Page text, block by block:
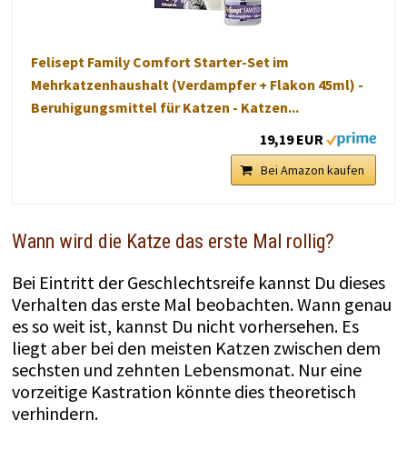
Felisept Family Comfort Starter-Set im
Mehrkatzenhaushalt (Verdampfer + Flakon 45ml) -
Beruhigungsmittel für Katzen - Katzen...
19,19 EUR
Bei Amazon kaufen
Wann wird die Katze das erste Mal rollig?
Bei Eintritt der Geschlechtsreife kannst Du dieses
Verhalten das erste Mal beobachten. Wann genau
es so weit ist, kannst Du nicht vorhersehen. Es
liegt aber bei den meisten Katzen zwischen dem
sechsten und zehnten Lebensmonat. Nur eine
vorzeitige Kastration könnte dies theoretisch
verhindern.